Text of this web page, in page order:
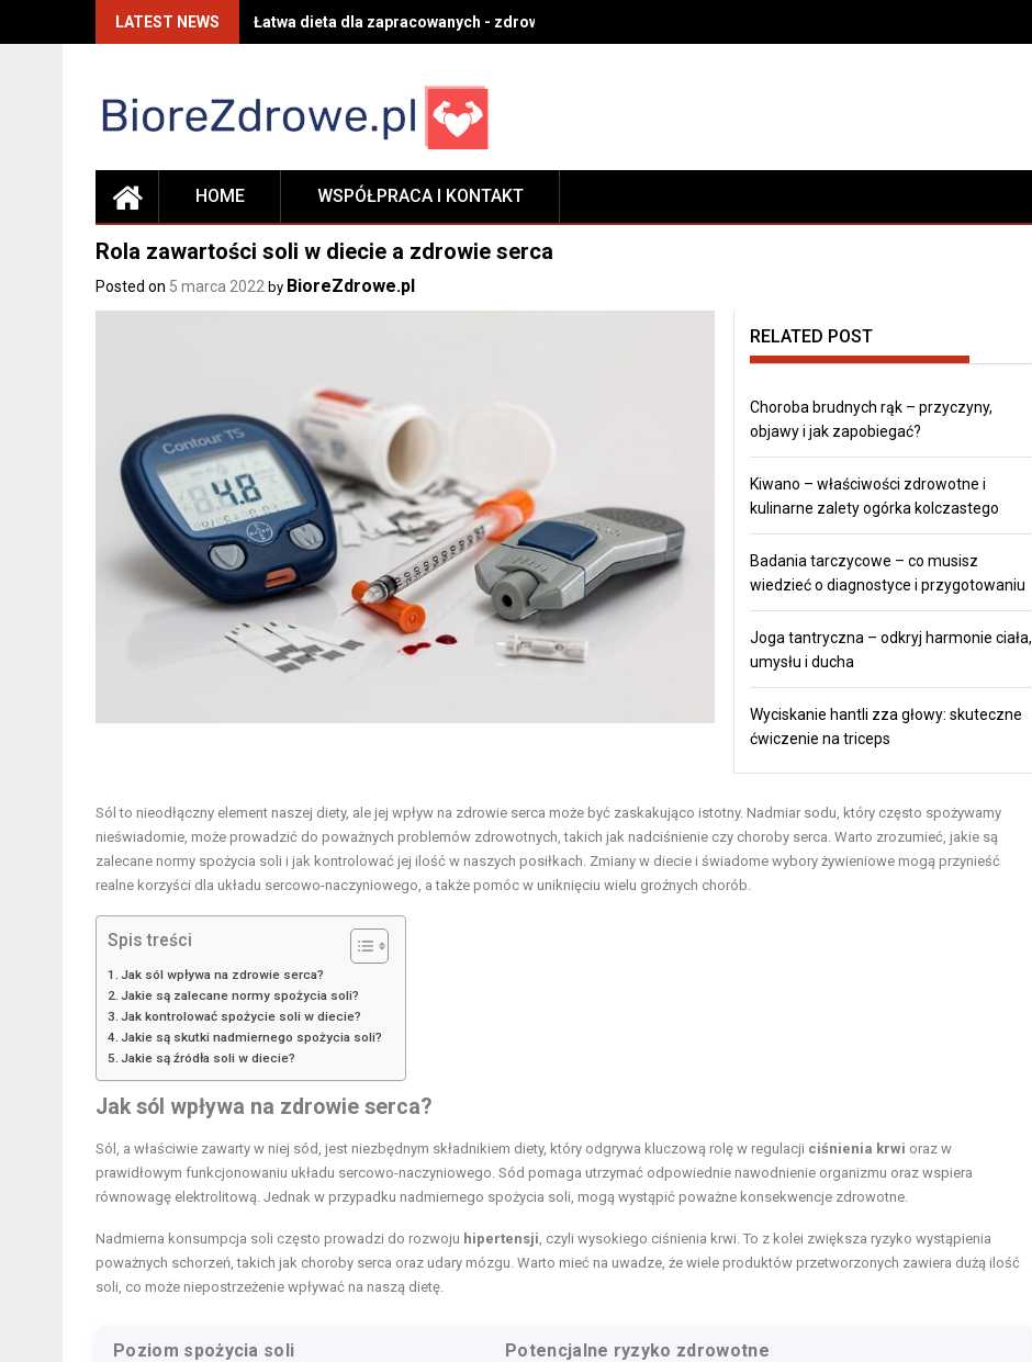
LATEST NEWS Łatwa dieta dla zapracowanych - zdrowe nawyki na co dzień
HOME WSPÓŁPRACA I KONTAKT
Rola zawartości soli w diecie a zdrowie serca
Posted on 5 marca 2022 by BioreZdrowe.pl
RELATED POST
Choroba brudnych rąk – przyczyny,
objawy i jak zapobiegać?
Kiwano – właściwości zdrowotne i
kulinarne zalety ogórka kolczastego
Badania tarczycowe – co musisz
wiedzieć o diagnostyce i przygotowaniu
Joga tantryczna – odkryj harmonie ciała,
umysłu i ducha
Wyciskanie hantli zza głowy: skuteczne
ćwiczenie na triceps
Sól to nieodłączny element naszej diety, ale jej wpływ na zdrowie serca może być zaskakująco istotny. Nadmiar sodu, który często spożywamy
nieświadomie, może prowadzić do poważnych problemów zdrowotnych, takich jak nadciśnienie czy choroby serca. Warto zrozumieć, jakie są
zalecane normy spożycia soli i jak kontrolować jej ilość w naszych posiłkach. Zmiany w diecie i świadome wybory żywieniowe mogą przynieść
realne korzyści dla układu sercowo-naczyniowego, a także pomóc w uniknięciu wielu groźnych chorób.
Spis treści
Jak sól wpływa na zdrowie serca?
Jakie są zalecane normy spożycia soli?
Jak kontrolować spożycie soli w diecie?
Jakie są skutki nadmiernego spożycia soli?
Jakie są źródła soli w diecie?
Jak sól wpływa na zdrowie serca?
Sól, a właściwie zawarty w niej sód, jest niezbędnym składnikiem diety, który odgrywa kluczową rolę w regulacji ciśnienia krwi oraz w
prawidłowym funkcjonowaniu układu sercowo-naczyniowego. Sód pomaga utrzymać odpowiednie nawodnienie organizmu oraz wspiera
równowagę elektrolitową. Jednak w przypadku nadmiernego spożycia soli, mogą wystąpić poważne konsekwencje zdrowotne.
Nadmierna konsumpcja soli często prowadzi do rozwoju hipertensji, czyli wysokiego ciśnienia krwi. To z kolei zwiększa ryzyko wystąpienia
poważnych schorzeń, takich jak choroby serca oraz udary mózgu. Warto mieć na uwadze, że wiele produktów przetworzonych zawiera dużą ilość
soli, co może niepostrzeżenie wpływać na naszą dietę.
Poziom spożycia soli Potencjalne ryzyko zdrowotne